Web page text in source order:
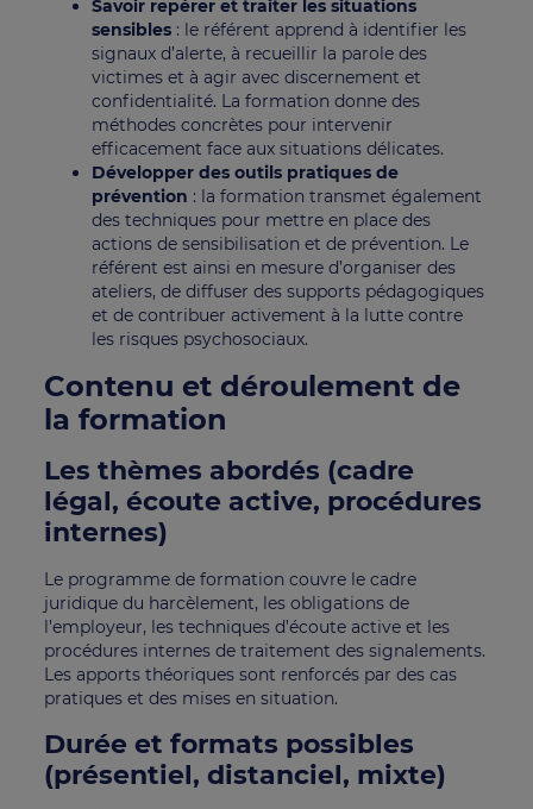
Savoir repérer et traiter les situations
sensibles : le référent apprend à identifier les
signaux d’alerte, à recueillir la parole des
victimes et à agir avec discernement et
confidentialité. La formation donne des
méthodes concrètes pour intervenir
efficacement face aux situations délicates.
Développer des outils pratiques de
prévention : la formation transmet également
des techniques pour mettre en place des
actions de sensibilisation et de prévention. Le
référent est ainsi en mesure d’organiser des
ateliers, de diffuser des supports pédagogiques
et de contribuer activement à la lutte contre
les risques psychosociaux.
Contenu et déroulement de
la formation
Les thèmes abordés (cadre
légal, écoute active, procédures
internes)
Le programme de formation couvre le cadre
juridique du harcèlement, les obligations de
l’employeur, les techniques d’écoute active et les
procédures internes de traitement des signalements.
Les apports théoriques sont renforcés par des cas
pratiques et des mises en situation.
Durée et formats possibles
(présentiel, distanciel, mixte)